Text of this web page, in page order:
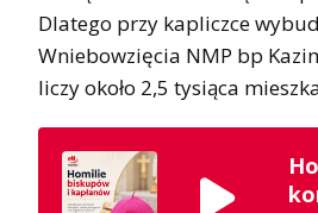
Dlatego przy kapliczce
Wniebowzięcia NMP bp
liczy około 2,5 tysiąca